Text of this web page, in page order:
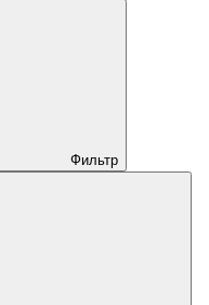
Фильтр